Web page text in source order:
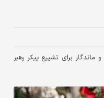
برای تشییع پیکر رهبر